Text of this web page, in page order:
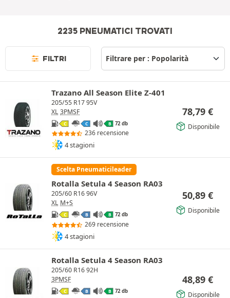
2235 PNEUMATICI TROVATI
FILTRI
Trazano All Season Elite Z-401
205/55 R17 95V
XL 3PMSF
C C B 72 db
236 recensione
4 stagioni
78,79 €
Disponibile
Scelta Pneumaticileader
Rotalla Setula 4 Season RA03
205/60 R16 96V
XL M+S
C B B 72 db
269 recensione
4 stagioni
50,89 €
Disponibile
Rotalla Setula 4 Season RA03
205/60 R16 92H
3PMSF
C B B 72 db
48,89 €
Disponibile